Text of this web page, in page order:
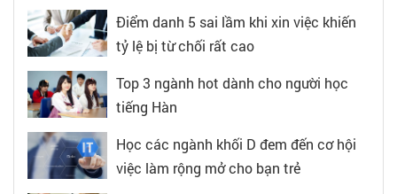
Điểm danh 5 sai lầm khi xin việc khiến
tỷ lệ bị từ chối rất cao
Top 3 ngành hot dành cho người học
tiếng Hàn
Học các ngành khối D đem đến cơ hội
việc làm rộng mở cho bạn trẻ